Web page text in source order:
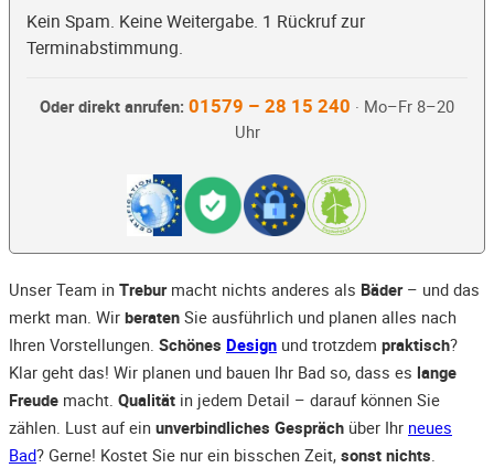
Kein Spam. Keine Weitergabe. 1 Rückruf zur
Terminabstimmung.
Oder direkt anrufen: 01579 – 28 15 240 · Mo–Fr 8–20
Uhr
Unser Team in Treburmacht nichts anderes als Bäder– und das
merkt man. Wir beraten Sie ausführlich und planen alles nach
Ihren Vorstellungen. Schönes Design und trotzdem praktisch?
Klar geht das! Wir planen und bauen Ihr Bad so, dass es lange
Freude macht. Qualität in jedem Detail – darauf können Sie
zählen. Lust auf ein unverbindliches Gespräch über Ihr neues
Bad? Gerne! Kostet Sie nur ein bisschen Zeit, sonst nichts.